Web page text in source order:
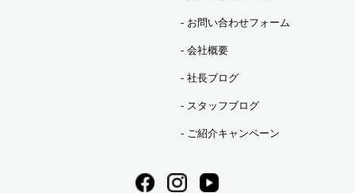
お問い合わせフォーム
会社概要
社長ブログ
スタッフブログ
ご紹介キャンペーン